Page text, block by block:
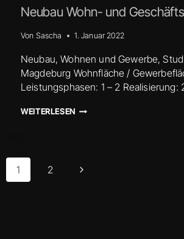
Neubau Wohn- und
Von Sascha 1. Januar 2022
Neubau, Wohnen und Gewerbe,
Magdeburg Wohnfläche /
Leistungsphasen: 1 – 2 Realisierung:
WEITERLESEN NEUBAU
Seitennavigation
1 2
Nächste